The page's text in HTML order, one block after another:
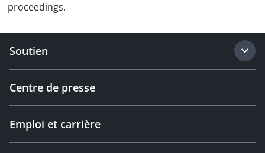
proceedings.
Soutien
Centre de presse
Emploi et carrière